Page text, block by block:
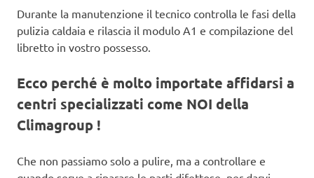
Durante la manutenzione il tecnico controlla le fasi della
pulizia caldaia e rilascia il modulo A1 e compilazione del
libretto in vostro possesso.
Ecco perché è molto importate affidarsi a
centri specializzati come NOI della
Climagroup !
Che non passiamo solo a pulire, ma a controllare e